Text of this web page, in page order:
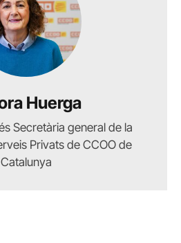
Huerga
Secretària general de la
Privats de CCOO de
Catalunya